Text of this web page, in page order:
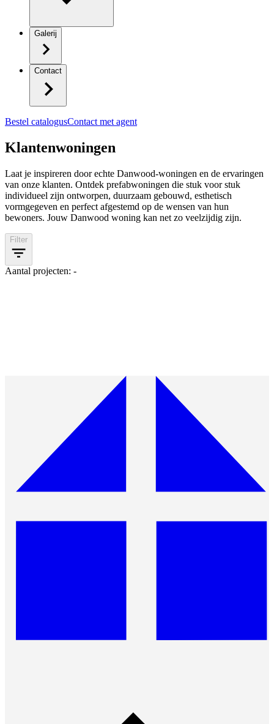
Galerij
Contact
Bestel catalogusContact met agent
Klantenwoningen
Laat je inspireren door echte Danwood-woningen en de ervaringen
van onze klanten. Ontdek prefabwoningen die stuk voor stuk
individueel zijn ontworpen, duurzaam gebouwd, esthetisch
vormgegeven en perfect afgestemd op de wensen van hun
bewoners. Jouw Danwood woning kan net zo veelzijdig zijn.
Filter
Aantal projecten: -